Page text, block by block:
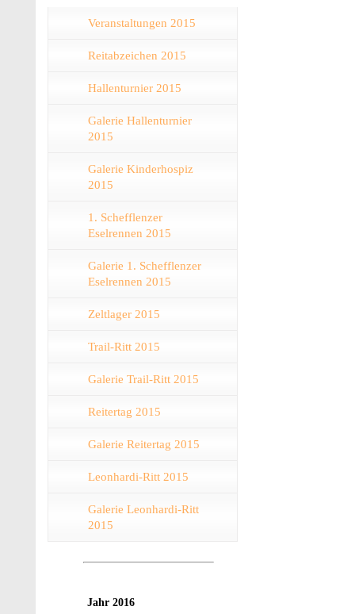
Veranstaltungen 2015
Reitabzeichen 2015
Hallenturnier 2015
Galerie Hallenturnier
2015
Galerie Kinderhospiz
2015
1. Schefflenzer
Eselrennen 2015
Galerie 1. Schefflenzer
Eselrennen 2015
Zeltlager 2015
Trail-Ritt 2015
Galerie Trail-Ritt 2015
Reitertag 2015
Galerie Reitertag 2015
Leonhardi-Ritt 2015
Galerie Leonhardi-Ritt
2015
Jahr 2016